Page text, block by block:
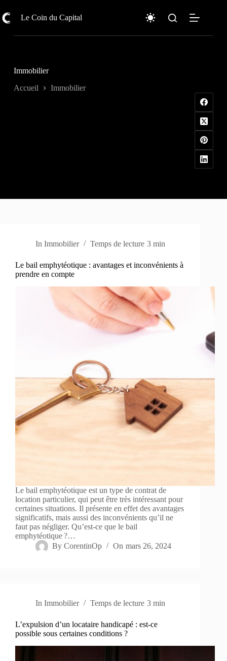
au
contenu
Le Coin du Capital
Immobilier
Accueil Immobilier
In Immobilier Temps de lecture 3 min
Le bail emphytéotique : avantages et inconvénients à
prendre en compte
Le bail emphytéotique est un type de contrat de
location particulier, qui peut être très intéressant pour
certaines situations. Il présente en effet des avantages
significatifs, mais aussi des inconvénients qu’il ne
faut pas négliger. Qu’est-ce que le bail
emphytéotique ?…
By CorentinOp On mars 26, 2024
In Immobilier Temps de lecture 3 min
L’expulsion d’un locataire handicapé : est-ce
possible sous certaines conditions ?